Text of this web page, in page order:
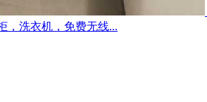
，洗衣机，免费无线...